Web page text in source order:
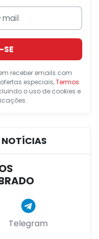
SE
receber emails com
especiais,Termos
o uso de cookies e
NOTÍCIAS
Telegram